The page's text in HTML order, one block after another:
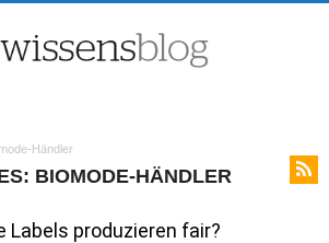
Händler
BIOMODE-HÄNDLER
Labels produzieren fair?